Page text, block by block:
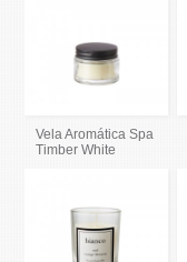
Vela Aromática Spa
Timber White